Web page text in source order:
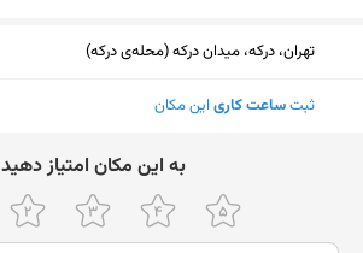
تهران، درکه، میدان درکه (محله‌ی درکه)
ثبتساعت کاری این مکان
ﺑﻪ اﯾﻦ ﻣﮑﺎن اﻣﺘﯿﺎز دﻫﯿﺪ